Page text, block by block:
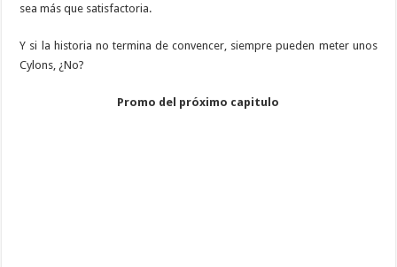
sea más que satisfactoria.
Y si la historia no termina de convencer, siempre pueden meter unos
Cylons, ¿No?
Promo del próximo capitulo